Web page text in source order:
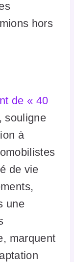
hors
de « 40
, souligne
à
de vie
une
marquent